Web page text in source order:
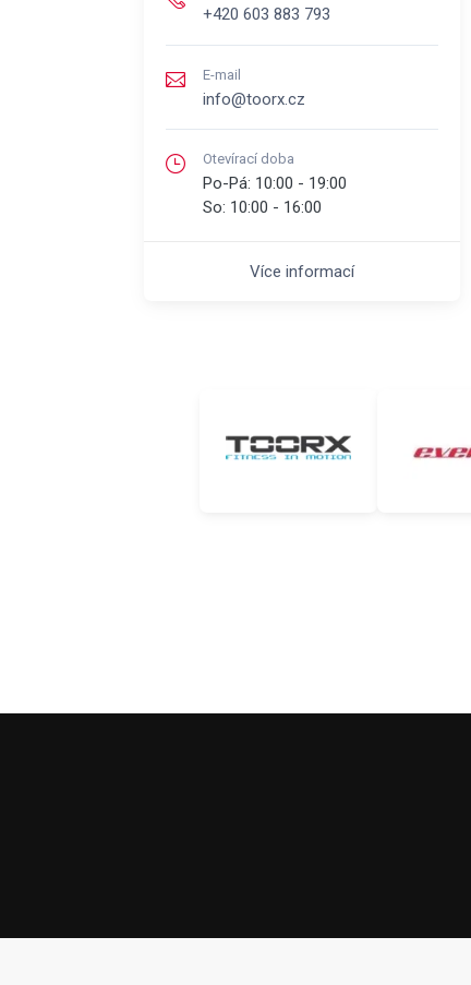
+420 603 883 793
E-mail
info@toorx.cz
Otevírací doba
Po-Pá: 10:00 - 19:00
So: 10:00 - 16:00
Více informací